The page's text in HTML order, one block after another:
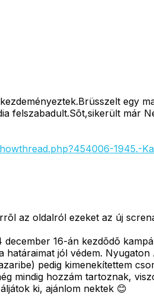
egy
felszabadult.Sõt,sikerült már
1945.-
az oldalról ezeket az új
16-án kezdõdõ
határaimat jól védem.
pedig kimenekítettem
mindig hozzám tartoznak,
ki, ajánlom nektek 😊